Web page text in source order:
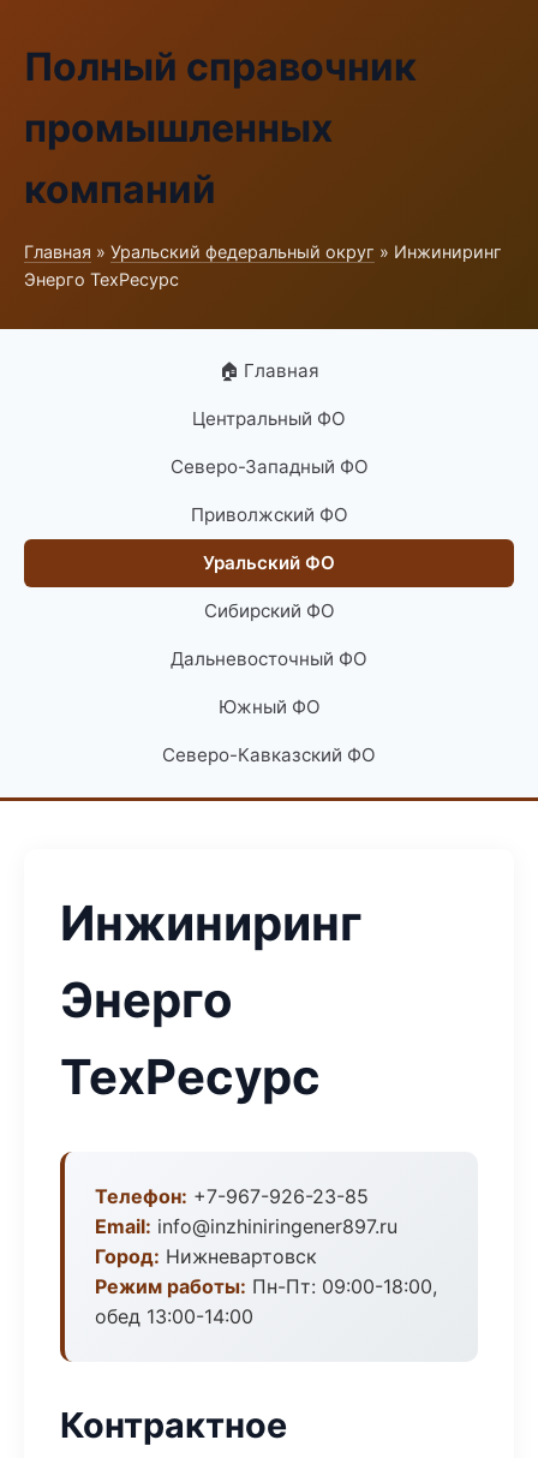
Полный справочник
промышленных
компаний
Главная » Уральский федеральный округ » Инжиниринг
Энерго ТехРесурс
🏠 Главная
Центральный ФО
Северо-Западный ФО
Приволжский ФО
Уральский ФО
Сибирский ФО
Дальневосточный ФО
Южный ФО
Северо-Кавказский ФО
Инжиниринг
Энерго
ТехРесурс
Телефон: +7-967-926-23-85
Email: info@inzhiniringener897.ru
Город: Нижневартовск
Режим работы: Пн-Пт: 09:00-18:00,
обед 13:00-14:00
Контрактное